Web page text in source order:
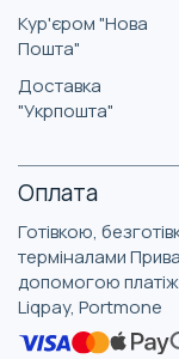
Кур'єром "Нова
Пошта"
Доставка
"Укрпошта"
Оплата
Готівкою,
терміналами
допомогою
Liqpay, Portmone